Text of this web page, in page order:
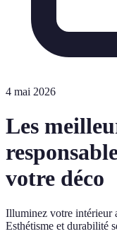
4 mai 2026
Les
votre déco
Illuminez votre intérieur
Esthétisme et durabilité